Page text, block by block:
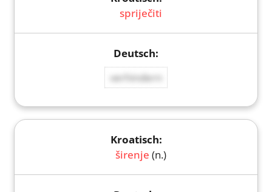
spriječiti
verhindern
širenje (n.)